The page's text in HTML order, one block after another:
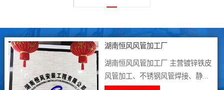
湖南恒风风管加工厂
湖南恒风风管加工厂 主营镀锌铁皮
风管加工、不锈钢风管焊接、静...